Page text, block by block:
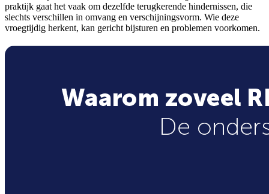
praktijk gaat het vaak om dezelfde terugkerende hindernissen, die
slechts verschillen in omvang en verschijningsvorm. Wie deze
vroegtijdig herkent, kan gericht bijsturen en problemen voorkomen.